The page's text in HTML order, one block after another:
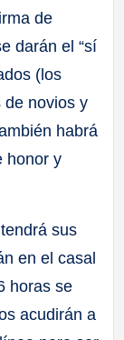
de
darán el “sí
(los
de novios y
habrá
honor y
sus
en el casal
horas se
acudirán a